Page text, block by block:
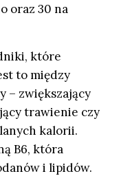
oraz 30 na
które
to między
– zwiększający
trawienie czy
kalorii.
B6, która
i lipidów.